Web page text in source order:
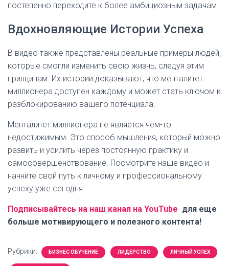
постепенно переходите к более амбициозным задачам.
Вдохновляющие Истории Успеха
В видео также представлены реальные примеры людей,
которые смогли изменить свою жизнь, следуя этим
принципам. Их истории доказывают, что менталитет
миллионера доступен каждому и может стать ключом к
разблокированию вашего потенциала.
Менталитет миллионера не является чем-то
недостижимым. Это способ мышления, который можно
развить и усилить через постоянную практику и
самосовершенствование. Посмотрите наше видео и
начните свой путь к личному и профессиональному
успеху уже сегодня.
Подписывайтесь на наш канал на YouTube для еще
больше мотивирующего и полезного контента!
Рубрики: БИЗНЕС ОБУЧЕНИЕ ЛИДЕРСТВО ЛИЧНЫЙ УСПЕХ